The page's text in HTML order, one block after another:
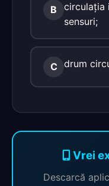
B
circulaţia
sensuri;
C drum
Vrei
Descarcă